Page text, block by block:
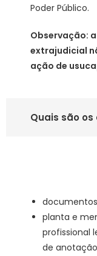
Poder Público.
Observação:
extrajudicial
ação de
Quais são
planta e
profissional
de